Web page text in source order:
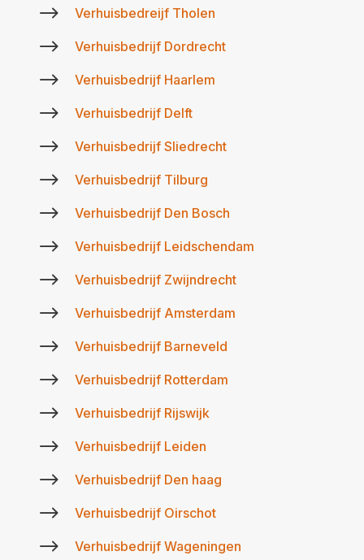
$ Verhuisbedreijf Tholen
$ Verhuisbedrijf Dordrecht
$ Verhuisbedrijf Haarlem
$ Verhuisbedrijf Delft
$ Verhuisbedrijf Sliedrecht
$ Verhuisbedrijf Tilburg
$ Verhuisbedrijf Den Bosch
$ Verhuisbedrijf Leidschendam
$ Verhuisbedrijf Zwijndrecht
$ Verhuisbedrijf Amsterdam
$ Verhuisbedrijf Barneveld
$ Verhuisbedrijf Rotterdam
$ Verhuisbedrijf Rijswijk
$ Verhuisbedrijf Leiden
$ Verhuisbedrijf Den haag
$ Verhuisbedrijf Oirschot
$ Verhuisbedrijf Wageningen